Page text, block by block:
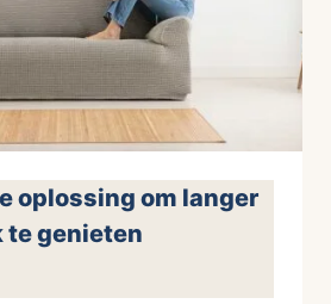
oplossing om langer
te genieten